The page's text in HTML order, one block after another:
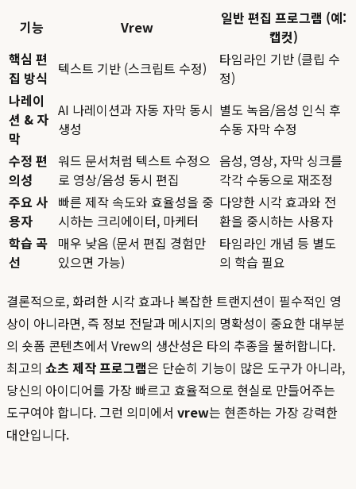
기능 Vrew
일반 편집 프로그램 (예:
캡컷)
핵심 편
집 방식
텍스트 기반 (스크립트 수정)
타임라인 기반 (클립 수
정)
나레이
션 & 자
막
AI 나레이션과 자동 자막 동시
생성
별도 녹음/음성 인식 후
수동 자막 수정
수정 편
의성
워드 문서처럼 텍스트 수정으
로 영상/음성 동시 편집
음성, 영상, 자막 싱크를
각각 수동으로 재조정
주요 사
용자
빠른 제작 속도와 효율성을 중
시하는 크리에이터, 마케터
다양한 시각 효과와 전
환을 중시하는 사용자
학습 곡
선
매우 낮음 (문서 편집 경험만
있으면 가능)
타임라인 개념 등 별도
의 학습 필요
결론적으로, 화려한 시각 효과나 복잡한 트랜지션이 필수적인 영
상이 아니라면, 즉 정보 전달과 메시지의 명확성이 중요한 대부분
의 숏폼 콘텐츠에서 Vrew의 생산성은 타의 추종을 불허합니다.
최고의 쇼츠 제작 프로그램은 단순히 기능이 많은 도구가 아니라,
당신의 아이디어를 가장 빠르고 효율적으로 현실로 만들어주는
도구여야 합니다. 그런 의미에서 vrew는 현존하는 가장 강력한
대안입니다.